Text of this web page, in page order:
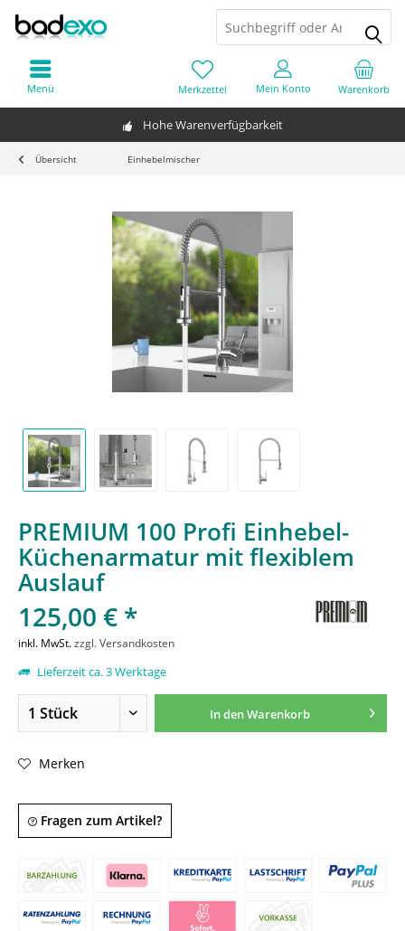
Hohe Warenverfügbarkeit
Warenkorb
Merkzettel Mein Konto
Menü
Übersicht Einhebelmischer
PREMIUM 100 Profi Einhebel-
Küchenarmatur mit flexiblem
Auslauf
125,00 € *
inkl. MwSt.zzgl. Versandkosten
Lieferzeit ca. 3 Werktage
In denWarenkorb
Merken
Fragen zum Artikel?